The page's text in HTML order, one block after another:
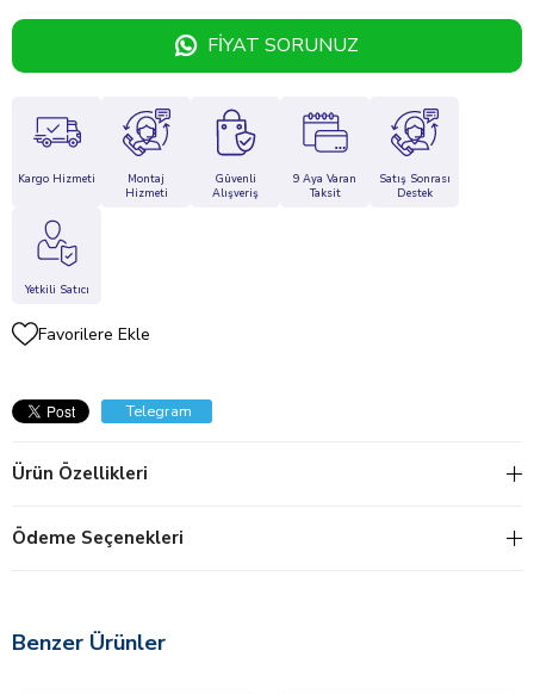
FIYAT SORUNUZ
Kargo Hizmeti
Montaj
Hizmeti
Güvenli
Alışveriş
9 Aya Varan
Taksit
Satış Sonrası
Destek
Yetkili Satıcı
Favorilere Ekle
Telegram
Ürün Özellikleri
Ödeme Seçenekleri
Benzer Ürünler